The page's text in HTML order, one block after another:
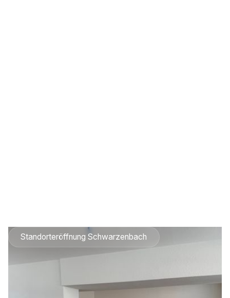
Standorteröffnung Schwarzenbach